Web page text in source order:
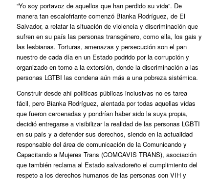
“Yo soy portavoz de aquellos que han perdido su vida”. De
manera tan escalofriante comenzó Bianka Rodríguez, de El
Salvador, a relatar la situación de violencia y discriminación que
sufren en su país las personas transgénero, como ella, los gais y
las lesbianas. Torturas, amenazas y persecución son el pan
nuestro de cada día en un Estado podrido por la corrupción y
organizado en torno a la extorsión, donde la discriminación a las
personas LGTBI las condena aún más a una pobreza sistémica.
Construir desde ahí políticas públicas inclusivas no es tarea
fácil, pero Bianka Rodríguez, alentada por todas aquellas vidas
que fueron cercenadas y pondrían haber sido la suya propia,
decidió entregarse a visibilizar la realidad de las personas LGBTI
en su país y a defender sus derechos, siendo en la actualidad
responsable del área de comunicación de la Comunicando y
Capacitando a Mujeres Trans (COMCAVIS TRANS), asociación
que también reclama al Estado salvadoreño el cumplimiento del
respeto a los derechos humanos de las personas con VIH y